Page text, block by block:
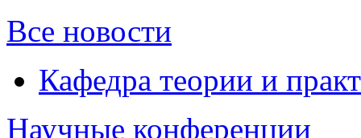
Все новости
Кафедра теории и
Научные конференции